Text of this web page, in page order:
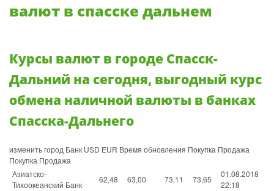
валют в спасске дальнем
Курсы валют в городе Спасск-
Дальний на сегодня, выгодный курс
обмена наличной валюты в банках
Спасска-Дальнего
изменить город Банк USD EUR Время обновления Покупка Продажа
Покупка Продажа
Азиатско-
Тихоокеанский Банк
62,48 63,00 73,11 73,65
01.08.2018
22:18